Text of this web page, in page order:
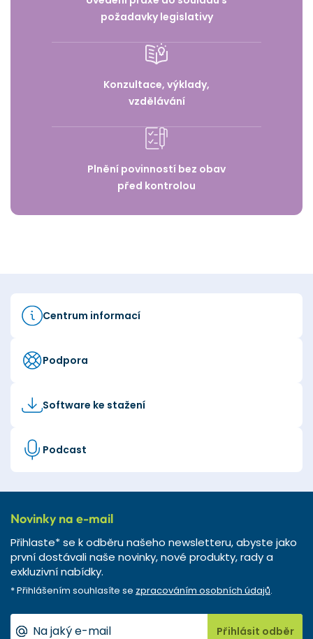
požadavky legislativy
Konzultace, výklady,
vzdělávání
Plnění povinností bez obav
před kontrolou
Centrum informací
Podpora
Software ke stažení
Podcast
Novinky na e-mail
Přihlaste* se k odběru našeho newsletteru, abyste jako
první dostávali naše novinky, nové produkty, rady a
exkluzivní nabídky.
* Přihlášením souhlasíte se zpracováním osobních údajů.
Přihlásit odběr